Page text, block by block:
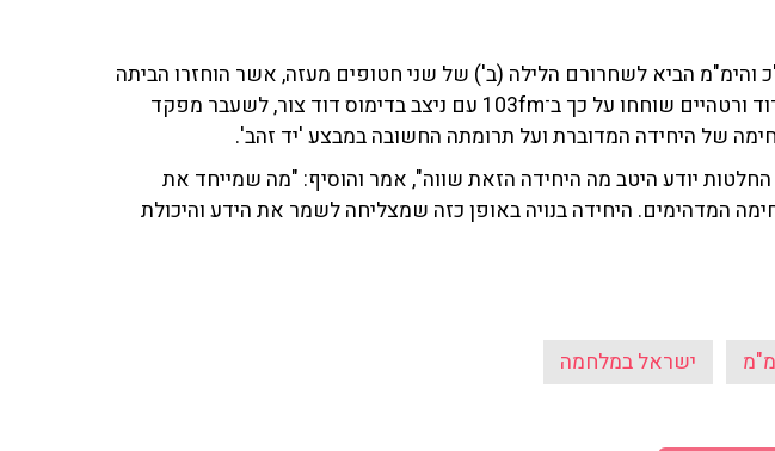
הביא לשחרורם הלילה (ב') של שני חטופים מעזה, אשר הוחזרו הביתה
למשפחותיהם. אראל סג"ל ודוד ורטהיים שוחחו על כך ב־103fm עם ניצב בדימוס דוד צור, לשעבר מפקד
של היחידה המדוברת ועל תרומתה החשובה במבצע 'יד זהב'.
יודע היטב מה היחידה הזאת שווה", אמר והוסיף: "מה שמייחד את
המדהימים. היחידה בנויה באופן כזה שמצליחה לשמר את הידע והיכולת
ישראל במלחמה